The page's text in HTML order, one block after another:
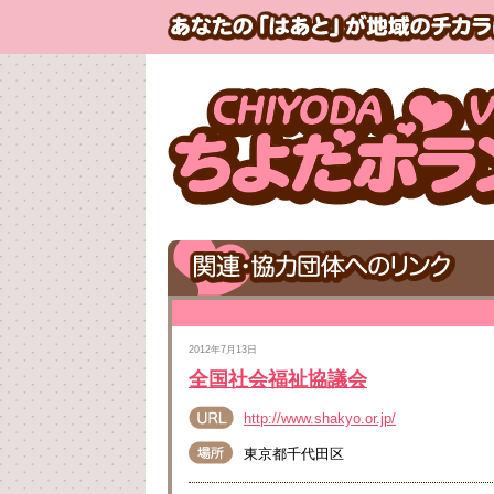
2012年7月13日
全国社会福祉協議会
http://www.shakyo.or.jp/
東京都千代田区